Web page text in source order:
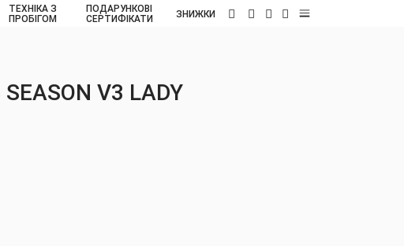
ТЕХНІКА З
ПРОБІГОМ
ПОДАРУНКОВІ
СЕРТИФІКАТИ
ЗНИЖКИ
UA
V3 LADY